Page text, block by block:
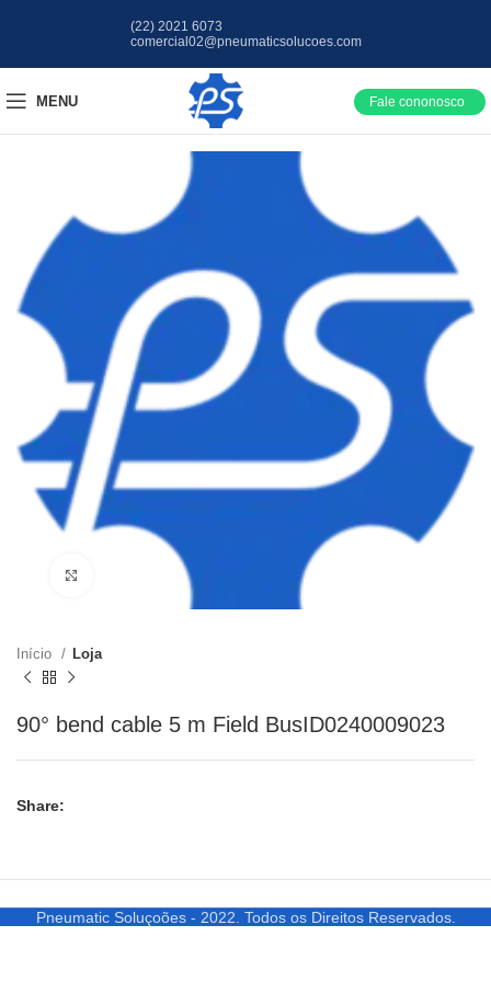
(22) 2021 6073
comercial02@pneumaticsolucoes.com
MENU Fale cononosco
Clique para ampliar
Início Loja
90° bend cable 5 m Field BusID0240009023
Share:
Pneumatic Soluçoões - 2022. Todos os Direitos Reservados.